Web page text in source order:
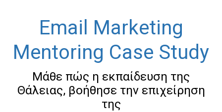
Email Marketing
Mentoring Case Study
Μάθε πώς η εκπαίδευση της
Θάλειας, βοήθησε την επιχείρηση
της